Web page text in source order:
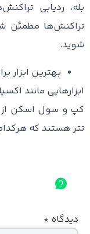
بله، ردیابی
تراکنش‌ها مطمئن
شوید.
بهترین ابزار
ابزارهایی مانند
کپ و سول اسکن از
تتر هستند که
دیدگاه *